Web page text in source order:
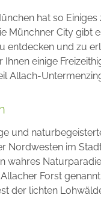
hat so Einiges
Münchner City gibt
entdecken und zu
Ihnen einige
Allach-
und
Nordwesten im
wahres
Forst
der lichten